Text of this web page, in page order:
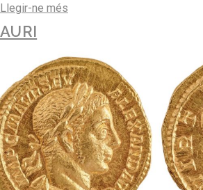
Llegir-ne més
AURI